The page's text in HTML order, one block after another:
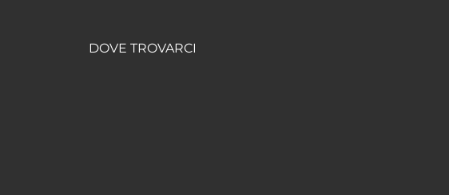
DOVE TROVARCI